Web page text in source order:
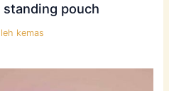
standing pouch
kemas